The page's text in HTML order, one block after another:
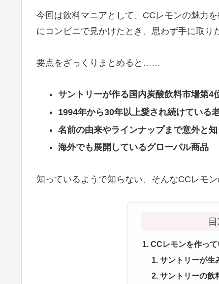
今回は飲料マニアとして、CCレモンの魅力
にコンビニで見かけたとき、思わず手に取り
要点をざっくりまとめると……
サントリーが作る国内炭酸飲料市場第4
1994年から30年以上愛され続けている
名前の由来やラインナップまで意外と
海外でも展開しているグローバル商品
知っているようで知らない、そんなCCレモ
CCレモンを作っ
サントリーが生
サントリーの飲